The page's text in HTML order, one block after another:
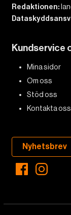
Redaktionen:
Kundservice
Mina sidor
Om oss
Stöd oss
Kontakta oss
Nyhetsbrev